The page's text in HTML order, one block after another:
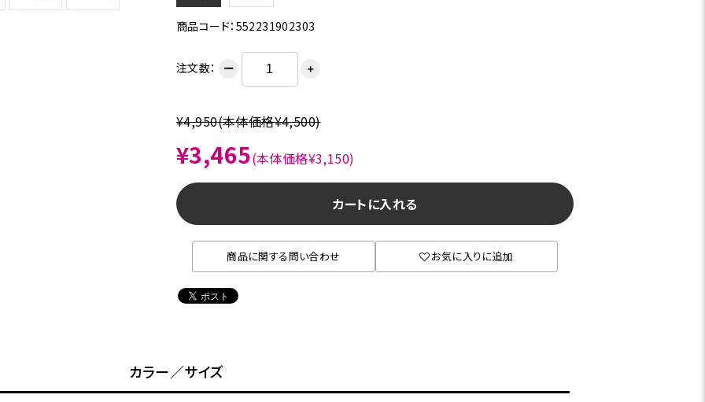
商品コード：552231902303
注文数： ー ＋
¥4,950(本体価格¥4,500)
¥3,465(本体価格¥3,150)
カートに入れる
商品に関する問い合わせ お気に入りに追加
カラー／サイズ